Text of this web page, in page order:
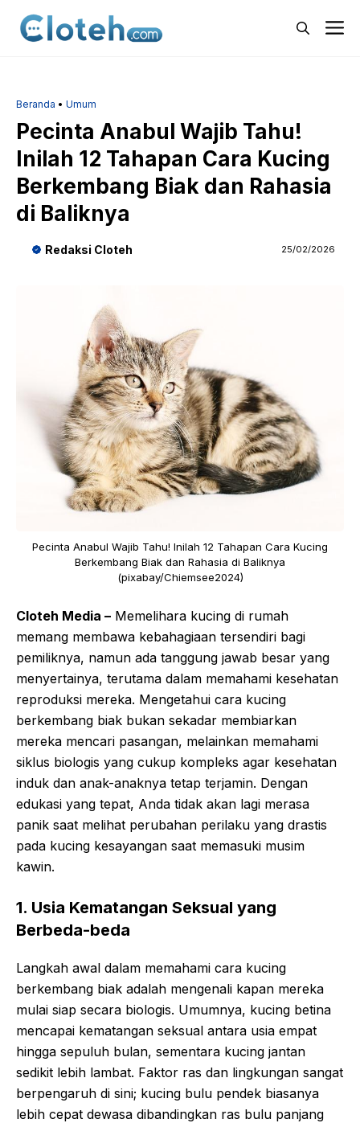
Beranda • Umum
Pecinta Anabul Wajib Tahu!
Inilah 12 Tahapan Cara Kucing
Berkembang Biak dan Rahasia
di Baliknya
Redaksi Cloteh 25/02/2026
Pecinta Anabul Wajib Tahu! Inilah 12 Tahapan Cara Kucing
Berkembang Biak dan Rahasia di Baliknya
(pixabay/Chiemsee2024)
Cloteh Media – Memelihara kucing di rumah
memang membawa kebahagiaan tersendiri bagi
pemiliknya, namun ada tanggung jawab besar yang
menyertainya, terutama dalam memahami kesehatan
reproduksi mereka. Mengetahui cara kucing
berkembang biak bukan sekadar membiarkan
mereka mencari pasangan, melainkan memahami
siklus biologis yang cukup kompleks agar kesehatan
induk dan anak-anaknya tetap terjamin. Dengan
edukasi yang tepat, Anda tidak akan lagi merasa
panik saat melihat perubahan perilaku yang drastis
pada kucing kesayangan saat memasuki musim
kawin.
1. Usia Kematangan Seksual yang
Berbeda-beda
Langkah awal dalam memahami cara kucing
berkembang biak adalah mengenali kapan mereka
mulai siap secara biologis. Umumnya, kucing betina
mencapai kematangan seksual antara usia empat
hingga sepuluh bulan, sementara kucing jantan
sedikit lebih lambat. Faktor ras dan lingkungan sangat
berpengaruh di sini; kucing bulu pendek biasanya
lebih cepat dewasa dibandingkan ras bulu panjang